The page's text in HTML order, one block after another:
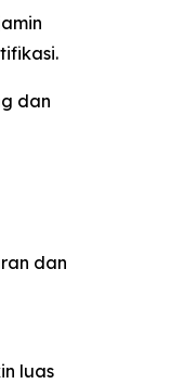
dan
dan
luas